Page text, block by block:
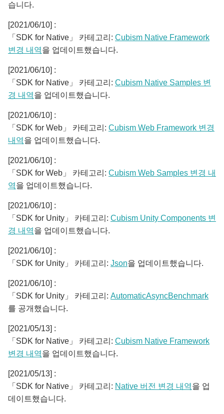
습니다.
[2021/06/10] :
「SDK for Native」 카테고리: Cubism Native Framework
변경 내역을 업데이트했습니다.
[2021/06/10] :
「SDK for Native」 카테고리: Cubism Native Samples 변
경 내역을 업데이트했습니다.
[2021/06/10] :
「SDK for Web」 카테고리: Cubism Web Framework 변경
내역을 업데이트했습니다.
[2021/06/10] :
「SDK for Web」 카테고리: Cubism Web Samples 변경 내
역을 업데이트했습니다.
[2021/06/10] :
「SDK for Unity」 카테고리: Cubism Unity Components 변
경 내역을 업데이트했습니다.
[2021/06/10] :
「SDK for Unity」 카테고리: Json을 업데이트했습니다.
[2021/06/10] :
「SDK for Unity」 카테고리: AutomaticAsyncBenchmark
를 공개했습니다.
[2021/05/13] :
「SDK for Native」 카테고리: Cubism Native Framework
변경 내역을 업데이트했습니다.
[2021/05/13] :
「SDK for Native」 카테고리: Native 버전 변경 내역을 업
데이트했습니다.